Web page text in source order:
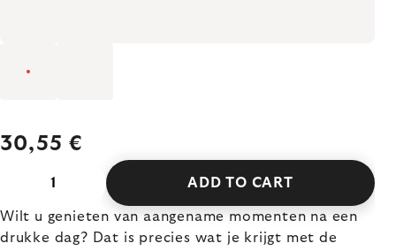
30,55 €
ADD TO CART
Wilt u genieten van aangename momenten na een
drukke dag? Dat is precies wat je krijgt met de